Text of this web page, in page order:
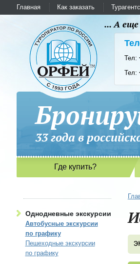
Главная Как заказать
... А
Тел:
Тел:
33 года в
Где купить?
Однодневные экскурсии
Автобусные экскурсии
по графику
Пешеходные экскурсии
по графику